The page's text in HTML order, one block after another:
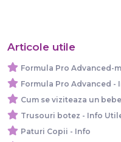
Articole utile
Formula Pro Advanced-
Formula Pro Advanced -
Cum se viziteaza un
Trusouri botez - Info
Paturi Copii - Info